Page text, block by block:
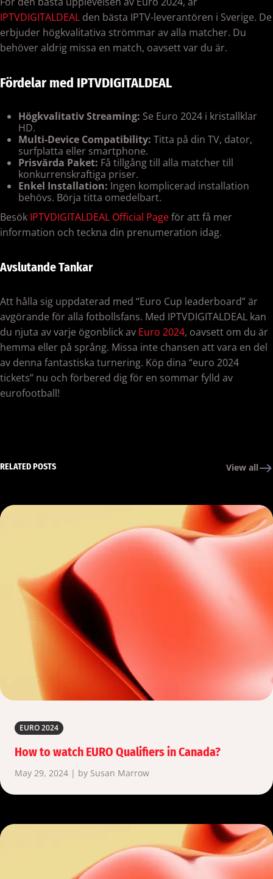
IPTVDIGITALDEAL den bästa IPTV-leverantören i Sverige. De
erbjuder högkvalitativa strömmar av alla matcher. Du
behöver aldrig missa en match, oavsett var du är.
Fördelar med IPTVDIGITALDEAL
Högkvalitativ Streaming: Se Euro 2024 i kristallklar
HD.
Multi-Device Compatibility: Titta på din TV, dator,
surfplatta eller smartphone.
Prisvärda Paket: Få tillgång till alla matcher till
konkurrenskraftiga priser.
Enkel Installation: Ingen komplicerad installation
behövs. Börja titta omedelbart.
Besök IPTVDIGITALDEAL Official Pageför att få mer
information och teckna din prenumeration idag.
Avslutande Tankar
Att hålla sig uppdaterad med “Euro Cup leaderboard” är
avgörande för alla fotbollsfans. Med IPTVDIGITALDEAL kan
du njuta av varje ögonblick av Euro 2024, oavsett om du är
hemma eller på språng. Missa inte chansen att vara en del
av denna fantastiska turnering. Köp dina “euro 2024
tickets” nu och förbered dig för en sommar fylld av
eurofootball!
RELATED POSTS View all
EURO 2024
How to watch EURO Qualifiers in Canada?
May 29, 2024 | by Susan Marrow